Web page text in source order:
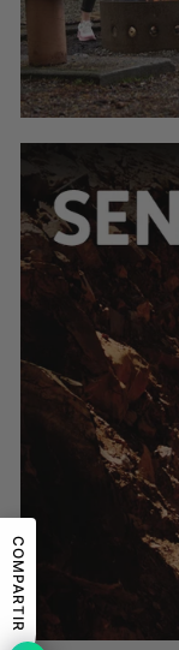
COMPARTIR